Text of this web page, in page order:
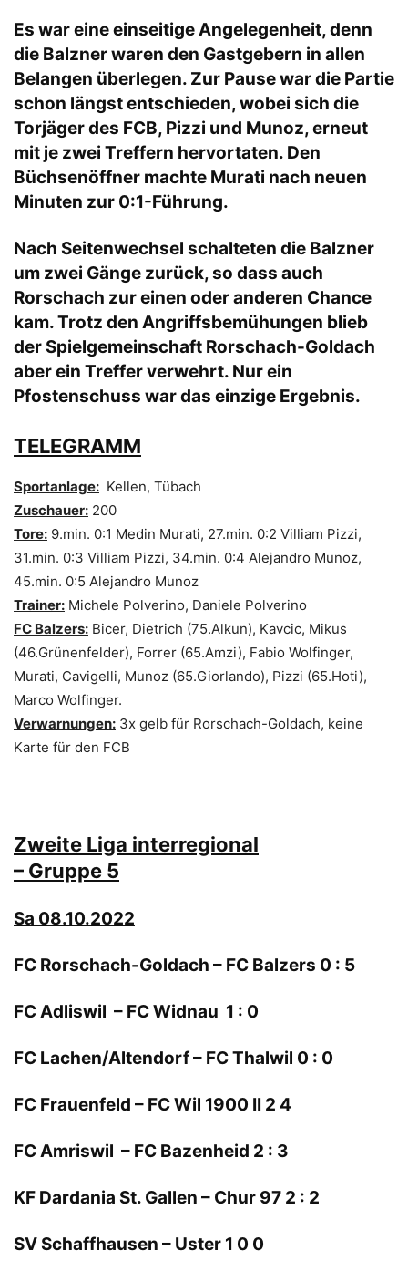
Es war eine einseitige Angelegenheit, denn
die Balzner waren den Gastgebern in allen
Belangen überlegen. Zur Pause war die Partie
schon längst entschieden, wobei sich die
Torjäger des FCB, Pizzi und Munoz, erneut
mit je zwei Treffern hervortaten. Den
Büchsenöffner machte Murati nach neuen
Minuten zur 0:1-Führung.
Nach Seitenwechsel schalteten die Balzner
um zwei Gänge zurück, so dass auch
Rorschach zur einen oder anderen Chance
kam. Trotz den Angriffsbemühungen blieb
der Spielgemeinschaft Rorschach-Goldach
aber ein Treffer verwehrt. Nur ein
Pfostenschuss war das einzige Ergebnis.
TELEGRAMM
Sportanlage: Kellen, Tübach
Zuschauer: 200
Tore: 9.min. 0:1 Medin Murati, 27.min. 0:2 Villiam Pizzi,
31.min. 0:3 Villiam Pizzi, 34.min. 0:4 Alejandro Munoz,
45.min. 0:5 Alejandro Munoz
Trainer: Michele Polverino, Daniele Polverino
FC Balzers: Bicer, Dietrich (75.Alkun), Kavcic, Mikus
(46.Grünenfelder), Forrer (65.Amzi), Fabio Wolfinger,
Murati, Cavigelli, Munoz (65.Giorlando), Pizzi (65.Hoti),
Marco Wolfinger.
Verwarnungen: 3x gelb für Rorschach-Goldach, keine
Karte für den FCB
Zweite Liga interregional
– Gruppe 5
Sa 08.10.2022
FC Rorschach-Goldach – FC Balzers 0 : 5
FC Adliswil – FC Widnau 1 : 0
FC Lachen/Altendorf – FC Thalwil 0 : 0
FC Frauenfeld – FC Wil 1900 II 2 4
FC Amriswil – FC Bazenheid 2 : 3
KF Dardania St. Gallen – Chur 97 2 : 2
SV Schaffhausen – Uster 1 0 0